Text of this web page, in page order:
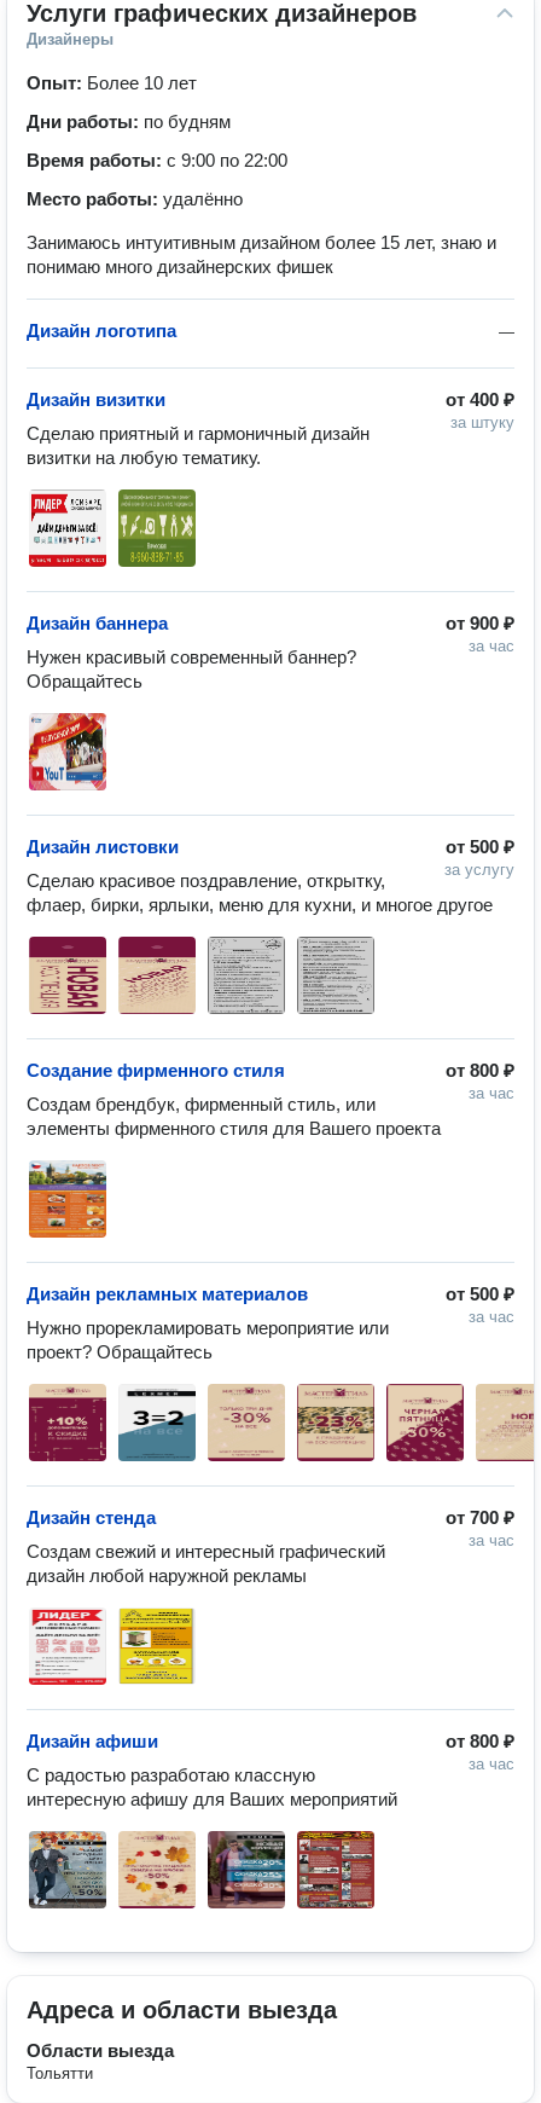
Услуги графических дизайнеров
Дизайнеры
Опыт: Более 10 лет
Дни работы: по будням
Время работы: с 9:00 по 22:00
Место работы: удалённо
Занимаюсь интуитивным дизайном более 15 лет, знаю и
понимаю много дизайнерских фишек
—
Дизайн логотипа
от 400 ₽
за штуку
Дизайн визитки
Сделаю приятный и гармоничный дизайн
визитки на любую тематику.
от 900 ₽
за час
Дизайн баннера
Нужен красивый современный баннер?
Обращайтесь
от 500 ₽
за услугу
Дизайн листовки
Сделаю красивое поздравление, открытку,
флаер, бирки, ярлыки, меню для кухни, и многое другое
от 800 ₽
за час
Создание фирменного стиля
Создам брендбук, фирменный стиль, или
элементы фирменного стиля для Вашего проекта
от 500 ₽
за час
Дизайн рекламных материалов
Нужно прорекламировать мероприятие или
проект? Обращайтесь
от 700 ₽
за час
Дизайн стенда
Создам свежий и интересный графический
дизайн любой наружной рекламы
от 800 ₽
за час
Дизайн афиши
С радостью разработаю классную
интересную афишу для Ваших мероприятий
Адреса и области выезда
Области выезда
Тольятти